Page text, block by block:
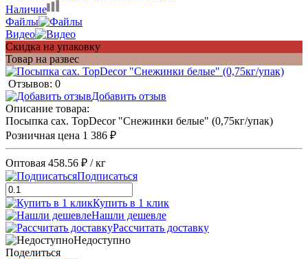
Наличие
Файлы
Видео
Скидка на упаковку
Товар на развес
Отзывов: 0
Добавить отзыв
Описание товара:
Посыпка сах. TopDecor "Снежинки белые" (0,75кг/упак)
Розничная цена 1 386 ₽
Оптовая 458.56 ₽ / кг
Подписаться
Купить в 1 клик
Нашли дешевле
Рассчитать доставку
Недоступно
Поделиться